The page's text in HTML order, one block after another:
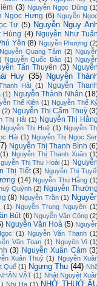
(3) Nguyễn Ngọc Dũng
Ngọc Hưng (6) Nguyễn
Tư (5) Nguyễn Nguy
Hùng (4) Nguyễn Như
Yên (8) Nguyễn Phượng
Nguyễn Quang Tâm (2)
Nguyễn Quốc Bảo (1)
Tấn Thuyên (3)
Huy (35)
Nguyễn
Hải (1)
Nguyễn
(1) Nguyễn Thành Nhân
Thế Kiên (1) Nguyễn Thế
(2) Nguyễn Thị Cẩm Thuỳ
Thị Hải (1) Nguyễn Thị
Nguyễn Thị Huệ (1) Nguyễn
Hải (1) Nguyễn Thị Ngọc
Nguyễn Thị Thanh Bình
(1) Nguyễn Thị Thanh Xuân
Thị Thu Hoài (1)
Thị Tiết (3) Nguyễn Thị
(14) Nguyễn Thu Hằng
Quỳnh (2) Nguyễn
(8) Nguyễn Trần (1)
(1) Nguyễn Trung Nguyên
Bút (6) Nguyễn Văn Công
Nguyễn Văn Hoà (5)
(1) Nguyễn Văn Thanh
Văn Toan (1) Nguyên Vi
(3) Nguyễn Xuân Cảm
Xuân Thuỷ (1) Nguyễn
Quế (1) Ngưng Thu (44)
VẬT (1) Nhật Nguyệt
Nhi Hạ (1) NHỚ THUỞ